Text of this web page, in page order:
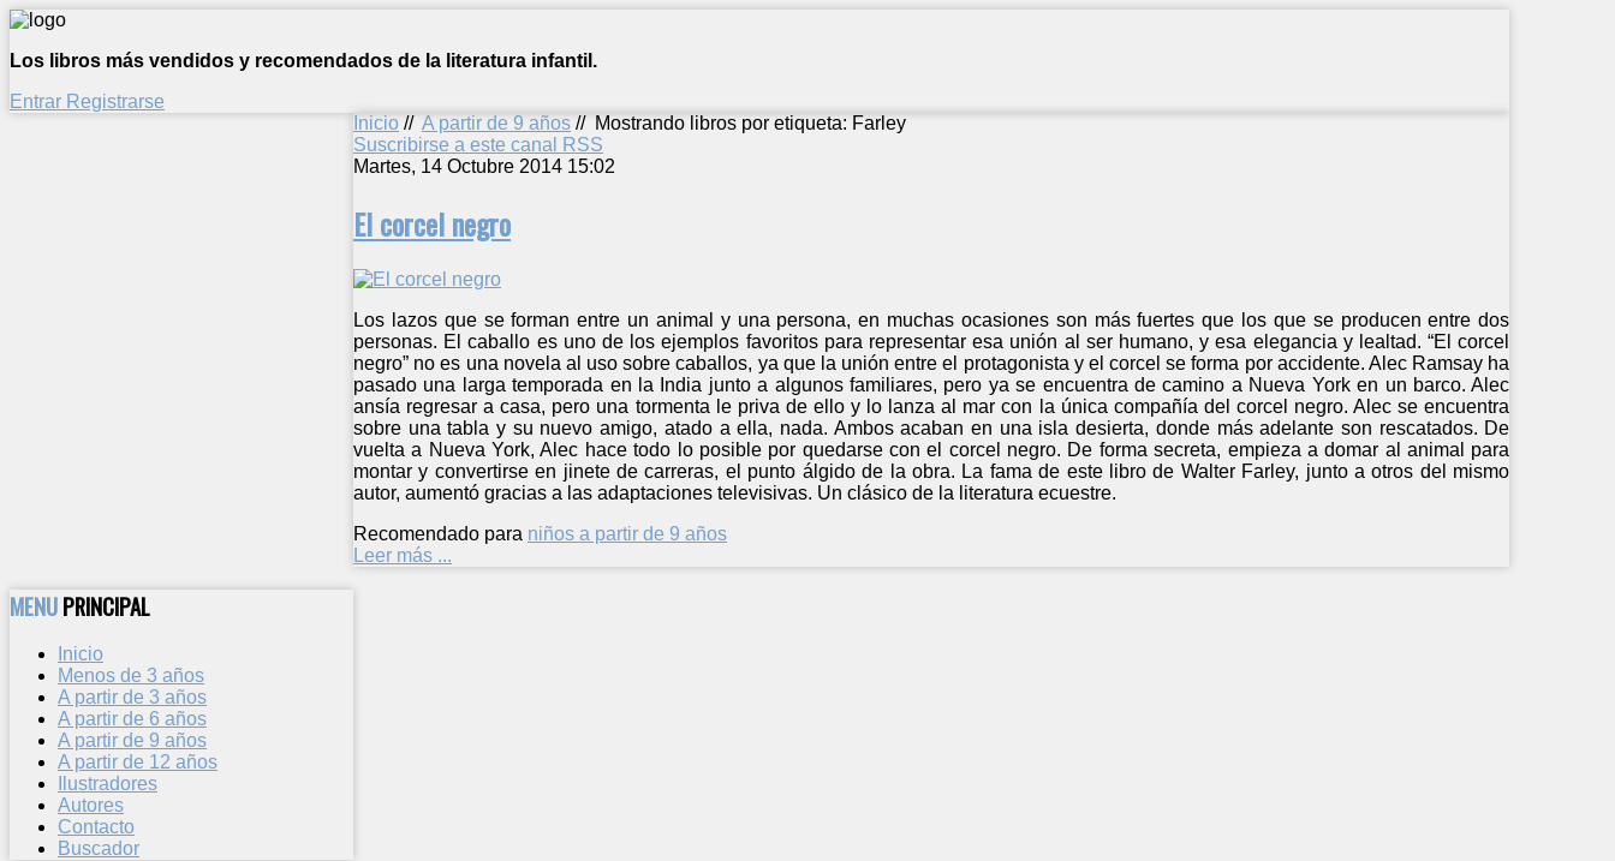
Los libros más vendidos y recomendados de la literatura infantil.
Entrar Registrarse
Inicio // A partir de 9 años // Mostrando libros por etiqueta: Farley
Suscribirse a este canal RSS
Martes, 14 Octubre 2014 15:02
El corcel negro
Los lazos que se forman entre un animal y una persona, en muchas ocasiones son más fuertes que los que se producen entre dos
personas. El caballo es uno de los ejemplos favoritos para representar esa unión al ser humano, y esa elegancia y lealtad. “El corcel
negro” no es una novela al uso sobre caballos, ya que la unión entre el protagonista y el corcel se forma por accidente. Alec Ramsay ha
pasado una larga temporada en la India junto a algunos familiares, pero ya se encuentra de camino a Nueva York en un barco. Alec
ansía regresar a casa, pero una tormenta le priva de ello y lo lanza al mar con la única compañía del corcel negro. Alec se encuentra
sobre una tabla y su nuevo amigo, atado a ella, nada. Ambos acaban en una isla desierta, donde más adelante son rescatados. De
vuelta a Nueva York, Alec hace todo lo posible por quedarse con el corcel negro. De forma secreta, empieza a domar al animal para
montar y convertirse en jinete de carreras, el punto álgido de la obra. La fama de este libro de Walter Farley, junto a otros del mismo
autor, aumentó gracias a las adaptaciones televisivas. Un clásico de la literatura ecuestre.
Recomendado para niños a partir de 9 años
Leer más ...
MENUPRINCIPAL
Inicio
Menos de 3 años
A partir de 3 años
A partir de 6 años
A partir de 9 años
A partir de 12 años
Ilustradores
Autores
Contacto
Buscador